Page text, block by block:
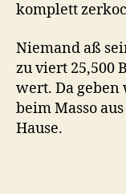
komplett
Niemand aß
zu viert 25,500
wert. Da
beim Masso
Hause.